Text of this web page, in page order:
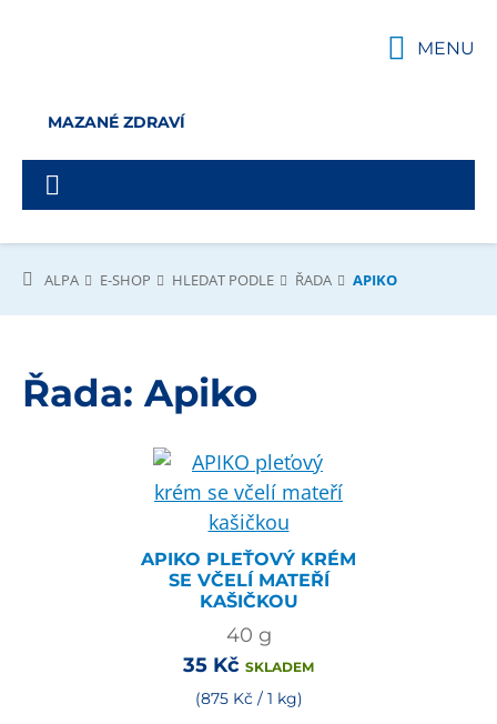
MAZANÉ ZDRAVÍ
MENU
ALPA E-SHOP HLEDAT PODLE ŘADA APIKO
Řada: Apiko
APIKO PLEŤOVÝ KRÉM
SE VČELÍ MATEŘÍ
KAŠIČKOU
40 g
35 Kč SKLADEM
(875 Kč / 1 kg)